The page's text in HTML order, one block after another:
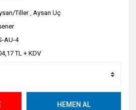
Tiller,Aysan Uç
AU-4
TL + KDV
HEMEN AL